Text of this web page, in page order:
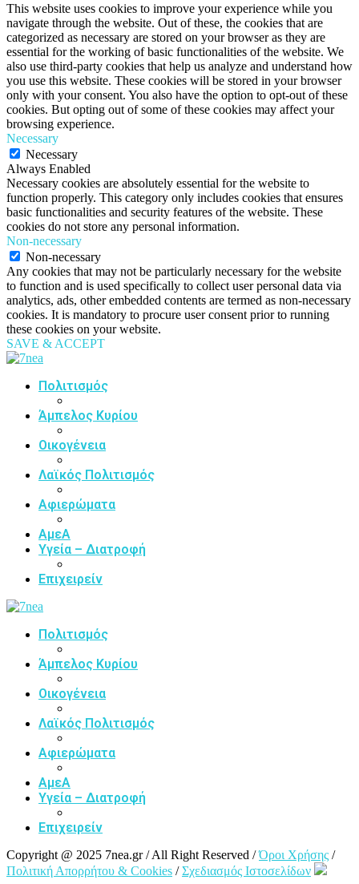
This website uses cookies to improve your experience while you
navigate through the website. Out of these, the cookies that are
categorized as necessary are stored on your browser as they are
essential for the working of basic functionalities of the website. We
also use third-party cookies that help us analyze and understand how
you use this website. These cookies will be stored in your browser
only with your consent. You also have the option to opt-out of these
cookies. But opting out of some of these cookies may affect your
browsing experience.
Necessary
Necessary
Always Enabled
Necessary cookies are absolutely essential for the website to
function properly. This category only includes cookies that ensures
basic functionalities and security features of the website. These
cookies do not store any personal information.
Non-necessary
Non-necessary
Any cookies that may not be particularly necessary for the website
to function and is used specifically to collect user personal data via
analytics, ads, other embedded contents are termed as non-necessary
cookies. It is mandatory to procure user consent prior to running
these cookies on your website.
SAVE & ACCEPT
Πολιτισμός
Άμπελος Κυρίου
Οικογένεια
Λαϊκός Πολιτισμός
Αφιερώματα
ΑμεΑ
Υγεία – Διατροφή
Επιχειρείν
Πολιτισμός
Άμπελος Κυρίου
Οικογένεια
Λαϊκός Πολιτισμός
Αφιερώματα
ΑμεΑ
Υγεία – Διατροφή
Επιχειρείν
Copyright @ 2025 7nea.gr / All Right Reserved /Όροι Χρήσης /
Πολιτική Απορρήτου & Cookies /Σχεδιασμός Ιστοσελίδων